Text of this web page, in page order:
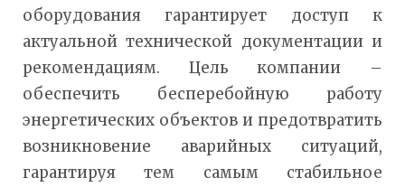
оборудования гарантирует доступ к
актуальной технической документации и
рекомендациям. Цель компании –
обеспечить бесперебойную работу
энергетических объектов и предотвратить
возникновение аварийных ситуаций,
гарантируя тем самым стабильное